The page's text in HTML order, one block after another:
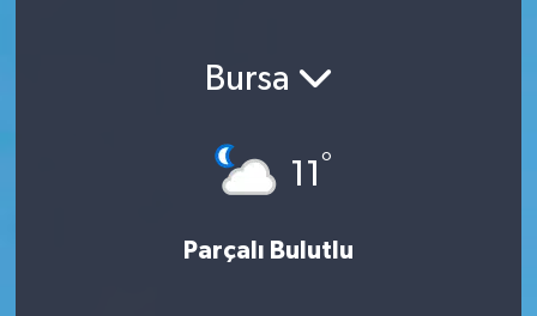
Bursa
11 °
Parçalı Bulutlu